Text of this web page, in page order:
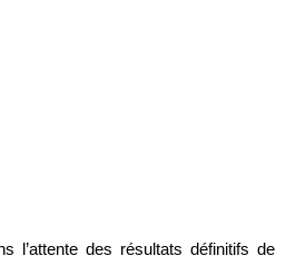
l’attente des résultats définitifs de